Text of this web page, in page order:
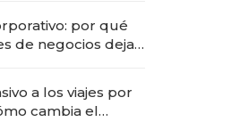
por qué
de negocios dejan
a los viajes por
cambia el